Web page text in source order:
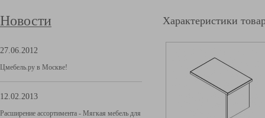
Новости
27.06.2012
Цмебель.ру в Москве!
12.02.2013
Расширение ассортимента - Мягкая мебель для
Характеристики